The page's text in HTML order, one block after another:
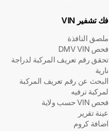
فك تشفير VIN
ملصق النافذة
فحص DMV VIN
تحقق رقم تعريف المركبة لدراجة
نارية
البحث عن رقم تعريف المركبة
لمركبة ترفيه
فحص VIN حسب ولاية
عينة تقرير
اضافة كروم